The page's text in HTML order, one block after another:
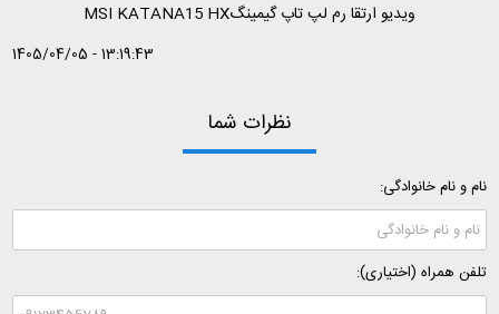
ویدیو ارتقا رم لپ تاپ گیمینگMSI KATANA15 HX
1405/04/05 - 13:19:43
نظرات شما
نام و نام خانوادگی:
تلفن همراه (اختیاری):